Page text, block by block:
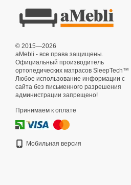
© 2015—2026
aMebli - все права защищены.
Официальный производитель
ортопедических матрасов SleepTech™
Любое использование информации с
сайта без письменного разрешения
администрации запрещено!
Принимаем к оплате
Мобильная версия